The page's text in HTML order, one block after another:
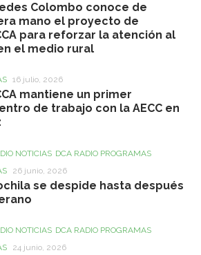
Colombo conoce de
mano el proyecto de
para reforzar la atención al
el medio rural
16 julio, 2026
mantiene un primer
de trabajo con la AECC en
NOTICIAS DCA RADIO PROGRAMAS
26 junio, 2026
se despide hasta después
NOTICIAS DCA RADIO PROGRAMAS
24 junio, 2026